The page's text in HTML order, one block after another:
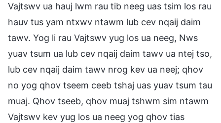
Vajtswv ua hauj lwm rau tib neeg uas tsim los rau
hauv tus yam ntxwv ntawm lub cev nqaij daim
tawv. Yog li rau Vajtswv yug los ua neeg, Nws
yuav tsum ua lub cev nqaij daim tawv ua ntej tso,
lub cev nqaij daim tawv nrog kev ua neej; qhov
no yog qhov tseem ceeb tshaj uas yuav tsum tau
muaj. Qhov tseeb, qhov muaj tshwm sim ntawm
Vajtswv kev yug los ua neeg yog qhov tias